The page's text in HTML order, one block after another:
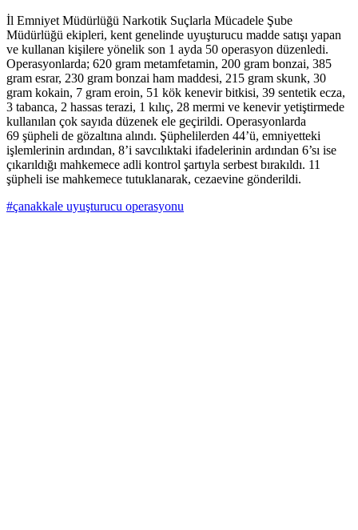
İl Emniyet Müdürlüğü Narkotik Suçlarla Mücadele Şube
Müdürlüğü ekipleri, kent genelinde uyuşturucu madde satışı yapan
ve kullanan kişilere yönelik son 1 ayda 50 operasyon düzenledi.
Operasyonlarda; 620 gram metamfetamin, 200 gram bonzai, 385
gram esrar, 230 gram bonzai ham maddesi, 215 gram skunk, 30
gram kokain, 7 gram eroin, 51 kök kenevir bitkisi, 39 sentetik ecza,
3 tabanca, 2 hassas terazi, 1 kılıç, 28 mermi ve kenevir yetiştirmede
kullanılan çok sayıda düzenek ele geçirildi. Operasyonlarda
69 şüpheli de gözaltına alındı. Şüphelilerden 44’ü, emniyetteki
işlemlerinin ardından, 8’i savcılıktaki ifadelerinin ardından 6’sı ise
çıkarıldığı mahkemece adli kontrol şartıyla serbest bırakıldı. 11
şüpheli ise mahkemece tutuklanarak, cezaevine gönderildi.
#çanakkale uyuşturucu operasyonu